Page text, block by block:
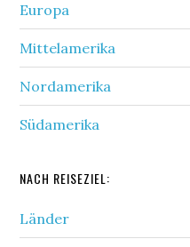
Europa
Mittelamerika
Nordamerika
Südamerika
NACH REISEZIEL:
Länder